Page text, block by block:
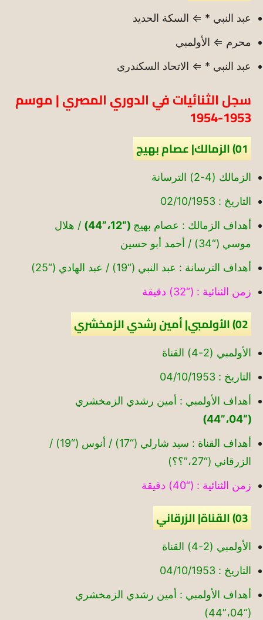
عبد النبي * ⇐ السكة الحديد
محرم ⇐ الأولمبي
عبد النبي * ⇐ الاتحاد السكندري
سجل الثنائيات في الدوري المصري | موسم
1953-1954
01) الزمالك| عصام بهيج
الزمالك (4-2) الترسانة
التاريخ : 02/10/1953
أهداف الزمالك : عصام بهيج (“12،”44)
/ هلال
موسي (“34) / أحمد أبو حسين
أهداف الترسانة : عبد النبي (“19) / عبد الهادي (“25)
زمن الثنائية : (“32) دقيقة
02) الأولمبي| أمين رشدي الزمخشري
الأولمبي (2-4) القناة
التاريخ : 04/10/1953
أهداف الأولمبي : أمين رشدي الزمخشري
(“04،”44)
أهداف القناة : سيد شارلي (“17) / أنوس (“19) /
الزرقاني (“27،”؟؟)
زمن الثنائية : (“40) دقيقة
03) القناة| الزرقاني
الأولمبي (2-4) القناة
التاريخ : 04/10/1953
أهداف الأولمبي : أمين رشدي الزمخشري
(“04،”44)